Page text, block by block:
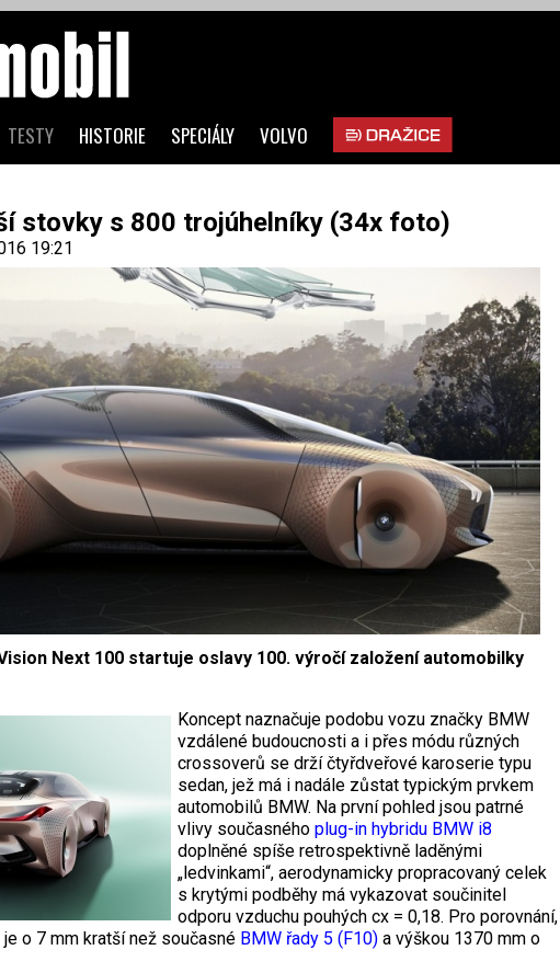
stovky s 800 trojúhelníky (34x foto)
19:21
Next 100 startuje oslavy 100. výročí založení automobilky
Koncept naznačuje podobu vozu značky BMW
vzdálené budoucnosti a i přes módu různých
crossoverů se drží čtyřdveřové karoserie typu
sedan, jež má i nadále zůstat typickým prvkem
automobilů BMW. Na první pohled jsou patrné
vlivy současného plug-in hybridu BMW i8
doplněné spíše retrospektivně laděnými
„ledvinkami“, aerodynamicky propracovaný celek
s krytými podběhy má vykazovat součinitel
odporu vzduchu pouhých cx = 0,18. Pro porovnání,
o 7 mm kratší než současné BMW řady 5 (F10)a výškou 1370 mm o
TESTY HISTORIE SPECIÁLY VOLVO